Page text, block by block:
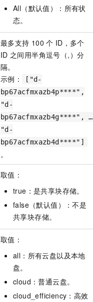
All（默认值）：所有状
态。
最多支持 100 个 ID，多个
ID 之间用半角逗号（,）分
隔。
示例：
["d-
bp67acfmxazb4p****",
"d-
bp67acfmxazb4g****", …
"d-
bp67acfmxazb4d****"]
。
取值：
true：是共享块存储。
false（默认值）：不是
共享块存储。
取值：
all：所有云盘以及本地
盘。
cloud：普通云盘。
cloud_efficiency：高效